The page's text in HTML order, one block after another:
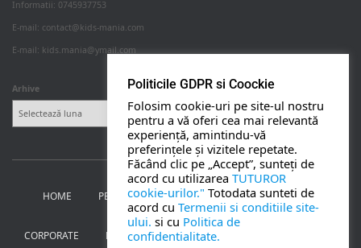
Informatii: 0745937753
E-mail: contact@kids-mania.com
E-mail: kids.mania@ymail.com
Arhive
HOME PETRECERI PENTRU COPII NUNTA SI BOTEZ
CORPORATE BANCHETE MOȚ
Politicile GDPR si Coockie
Folosim cookie-uri pe site-ul nostru
pentru a vă oferi cea mai relevantă
experiență, amintindu-vă
preferințele și vizitele repetate.
Făcând clic pe „Accept”, sunteți de
acord cu utilizarea TUTUROR
cookie-urilor." Totodata sunteti de
acord cu Termenii si conditiile site-
ului. si cu Politica de
confidentialitate.
PETRECERI COPII
NUNTA
BANCHETE
CORPORATE
TOATE SERVICIILE